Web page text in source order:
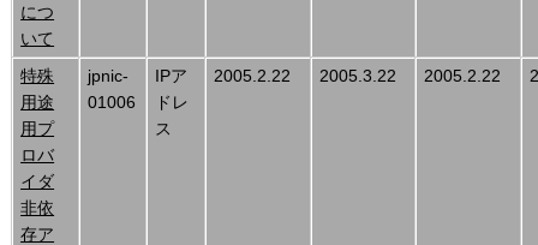
につ
いて
特殊
用途
用プ
ロバ
イダ
非依
存ア
jpnic-
01006
IPア
ドレ
ス
2005.2.22 2005.3.22 2005.2.22